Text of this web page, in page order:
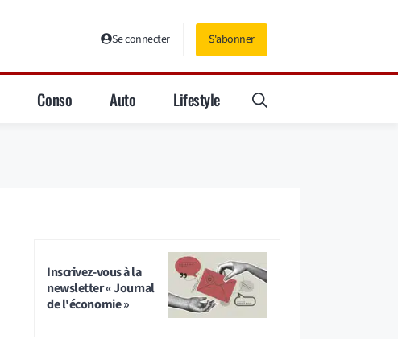
Se connecter S'abonner
Conso Auto Lifestyle
Inscrivez-vous à la
newsletter « Journal
de l'économie »